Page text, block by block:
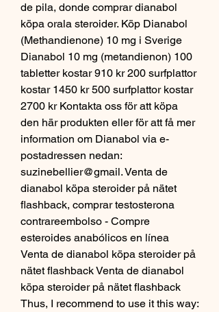
de pila, donde comprar dianabol
köpa orala steroider. Köp Dianabol
(Methandienone) 10 mg i Sverige
Dianabol 10 mg (metandienon) 100
tabletter kostar 910 kr 200 surfplattor
kostar 1450 kr 500 surfplattor kostar
2700 kr Kontakta oss för att köpa
den här produkten eller för att få mer
information om Dianabol via e-
postadressen nedan:
suzinebellier@gmail. Venta de
dianabol köpa steroider på nätet
flashback, comprar testosterona
contrareembolso - Compre
esteroides anabólicos en línea
Venta de dianabol köpa steroider på
nätet flashback Venta de dianabol
köpa steroider på nätet flashback
Thus, I recommend to use it this way: